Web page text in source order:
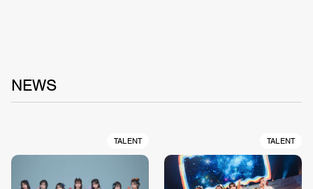
NEWS
TALENT TALENT